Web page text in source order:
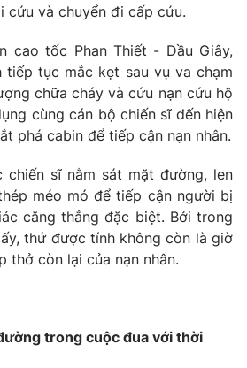
Shorts video
VTV Thể thao
Bất động sản
Tấm lòng Việt
Vươn mình bằng AI
VTV8
cứu và chuyển đi cấp cứu.
cao tốc Phan Thiết - Dầu Giây,
tục mắc kẹt sau vụ va chạm
chữa cháy và cứu nạn cứu hộ
cùng cán bộ chiến sĩ đến hiện
phá cabin để tiếp cận nạn nhân.
chiến sĩ nằm sát mặt đường, len
méo mó để tiếp cận người bị
căng thẳng đặc biệt. Bởi trong
thứ được tính không còn là giờ
thở còn lại của nạn nhân.
trong cuộc đua với thời